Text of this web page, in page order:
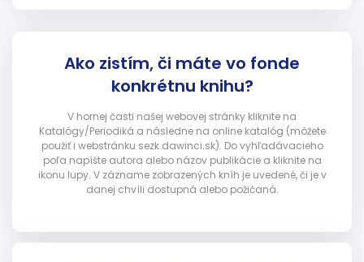
Ako zistím, či máte vo fonde
konkrétnu knihu?
V hornej časti našej webovej stránky kliknite na
Katalógy/Periodiká a následne na online katalóg (môžete
použiť i webstránku sezk.dawinci.sk). Do vyhľadávacieho
poľa napíšte autora alebo názov publikácie a kliknite na
ikonu lupy. V zázname zobrazených kníh je uvedené, či je v
danej chvíli dostupná alebo požičaná.